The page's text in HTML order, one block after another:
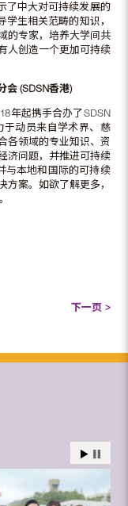
了中大对可持续发展的
生相关范畴的知识，
的专家，培养大学间共
人创造一个更加可持续
会 (SDSN香港)
年起携手合办了SDSN
于动员来自学术界、慈
各领域的专业知识、资
济问题，并推进可持续
与本地和国际的可持续
案。如欲了解更多，
下一页 >